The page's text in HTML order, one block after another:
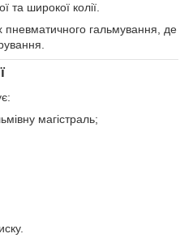
та широкої колії.
пневматичного гальмування, де
магістраль;